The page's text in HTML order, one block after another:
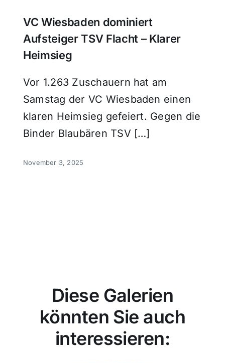
VC Wiesbaden dominiert
Aufsteiger TSV Flacht – Klarer
Heimsieg
Vor 1.263 Zuschauern hat am
Samstag der VC Wiesbaden einen
klaren Heimsieg gefeiert. Gegen die
Binder Blaubären TSV […]
November 3, 2025
Diese Galerien
könnten Sie auch
interessieren: